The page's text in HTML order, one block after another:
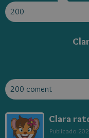
200
200 coment
Clara
Publicado